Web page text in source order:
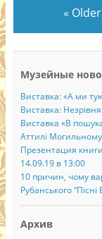
« Older
Музейные
Виставка: «А ми
Виставка:
Виставка «В
Аттилі Могильному
Презентация
14.09.19 в 13:00
10 причин, чому
Рубанського
Архив